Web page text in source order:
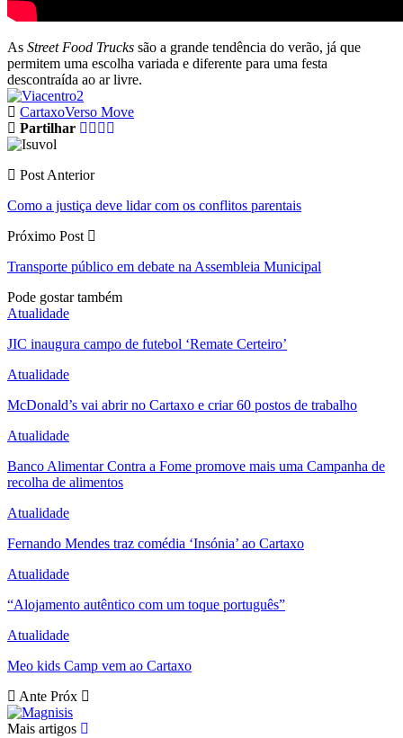
As Street Food Trucks são a grande tendência do verão, já que
permitem uma escolha variada e diferente para uma festa
descontraída ao ar livre.
CartaxoVerso Move
Partilhar
Post Anterior
Como a justiça deve lidar com os conflitos parentais
Próximo Post
Transporte público em debate na Assembleia Municipal
Pode gostar também
Atualidade
JIC inaugura campo de futebol ‘Remate Certeiro’
Atualidade
McDonald’s vai abrir no Cartaxo e criar 60 postos de trabalho
Atualidade
Banco Alimentar Contra a Fome promove mais uma Campanha de
recolha de alimentos
Atualidade
Fernando Mendes traz comédia ‘Insónia’ ao Cartaxo
Atualidade
“Alojamento autêntico com um toque português”
Atualidade
Meo kids Camp vem ao Cartaxo
Ante Próx
Mais artigos